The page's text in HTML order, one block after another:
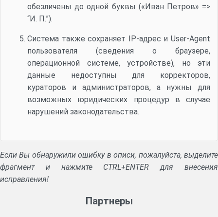
обезличены до одной буквы («Иван Петров» =>
“И. П.”).
Система также сохраняет IP-адрес и User-Agent
пользователя (сведения о браузере,
операционной системе, устройстве), но эти
данные недоступны для корректоров,
кураторов и администраторов, а нужны для
возможных юридических процедур в случае
нарушений законодательства.
Если Вы обнаружили ошибку в описи, пожалуйста, выделите
фрагмент и нажмите CTRL+ENTER для внесения
исправления!
Партнеры